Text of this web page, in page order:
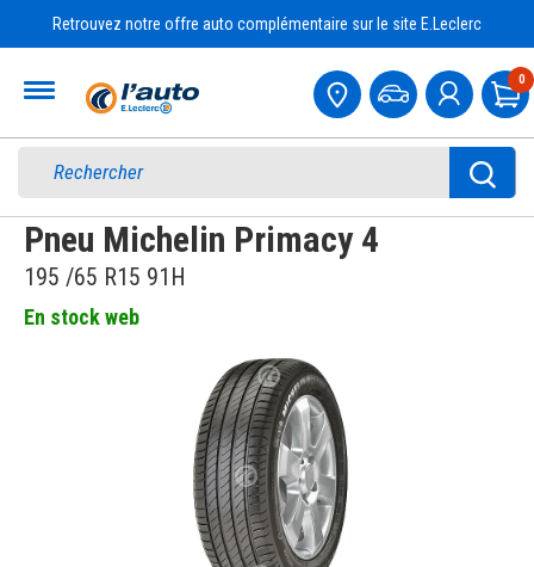
Retrouvez notre offre auto complémentaire sur le site E.Leclerc
0
Pneu Michelin Primacy 4
195 /65 R15 91H
En stock web